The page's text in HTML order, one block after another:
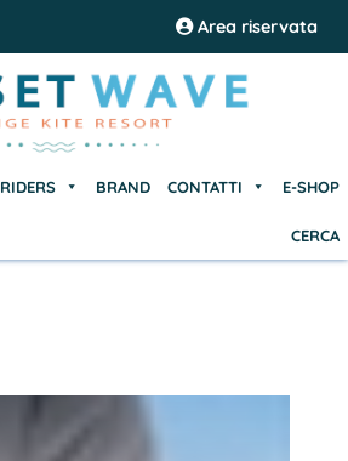
Area riservata
RIDERS BRAND CONTATTI E-SHOP
CERCA